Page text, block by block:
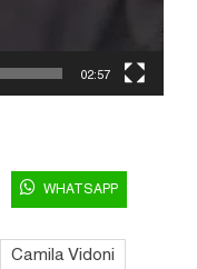
02:57
WHATSAPP
Camila Vidoni